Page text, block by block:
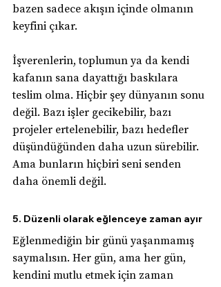
bazen sadece akışın içinde olmanın
keyfini çıkar.
İşverenlerin, toplumun ya da kendi
kafanın sana dayattığı baskılara
teslim olma. Hiçbir şey dünyanın sonu
değil. Bazı işler gecikebilir, bazı
projeler ertelenebilir, bazı hedefler
düşündüğünden daha uzun sürebilir.
Ama bunların hiçbiri seni senden
daha önemli değil.
5. Düzenli olarak eğlenceye zaman ayır
Eğlenmediğin bir günü yaşanmamış
saymalısın. Her gün, ama her gün,
kendini mutlu etmek için zaman